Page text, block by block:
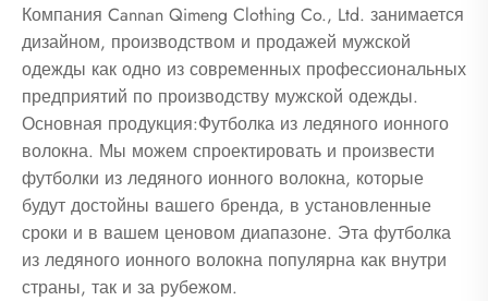
Компания Cannan Qimeng Clothing Co., Ltd. занимается
дизайном, производством и продажей мужской
одежды как одно из современных профессиональных
предприятий по производству мужской одежды.
Основная продукция:Футболка из ледяного ионного
волокна. Мы можем спроектировать и произвести
футболки из ледяного ионного волокна, которые
будут достойны вашего бренда, в установленные
сроки и в вашем ценовом диапазоне. Эта футболка
из ледяного ионного волокна популярна как внутри
страны, так и за рубежом.